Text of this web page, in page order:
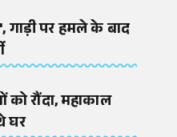
गाड़ी पर हमले के बाद
को रौंदा, महाकाल
घर